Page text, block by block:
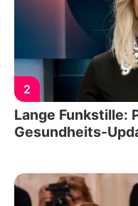
2
Lange Funkstille:
Gesundheits-